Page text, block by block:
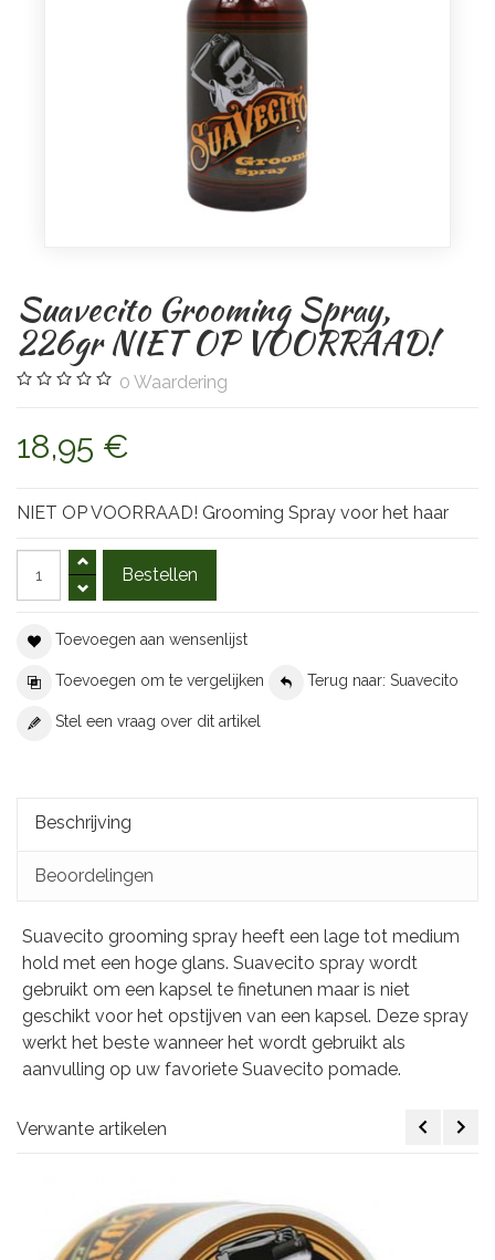
Suavecito Grooming Spray,
226gr NIET OP VOORRAAD!
0 Waardering
18,95 €
NIET OP VOORRAAD! Grooming Spray voor het haar
Toevoegen aan wensenlijst
Toevoegen om te vergelijken Terug naar: Suavecito
Stel een vraag over dit artikel
Beschrijving
Beoordelingen
Suavecito grooming spray heeft een lage tot medium
hold met een hoge glans. Suavecito spray wordt
gebruikt om een kapsel te finetunen maar is niet
geschikt voor het opstijven van een kapsel. Deze spray
werkt het beste wanneer het wordt gebruikt als
aanvulling op uw favoriete Suavecito pomade.
Verwante artikelen